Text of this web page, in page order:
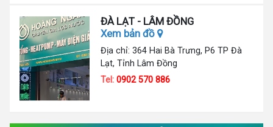
ĐÀ LẠT - LÂM ĐỒNG
Xem bản đồ
Địa chỉ: 364 Hai Bà Trưng, P6 TP Đà
Lạt, Tỉnh Lâm Đồng
Tel:0902 570 886